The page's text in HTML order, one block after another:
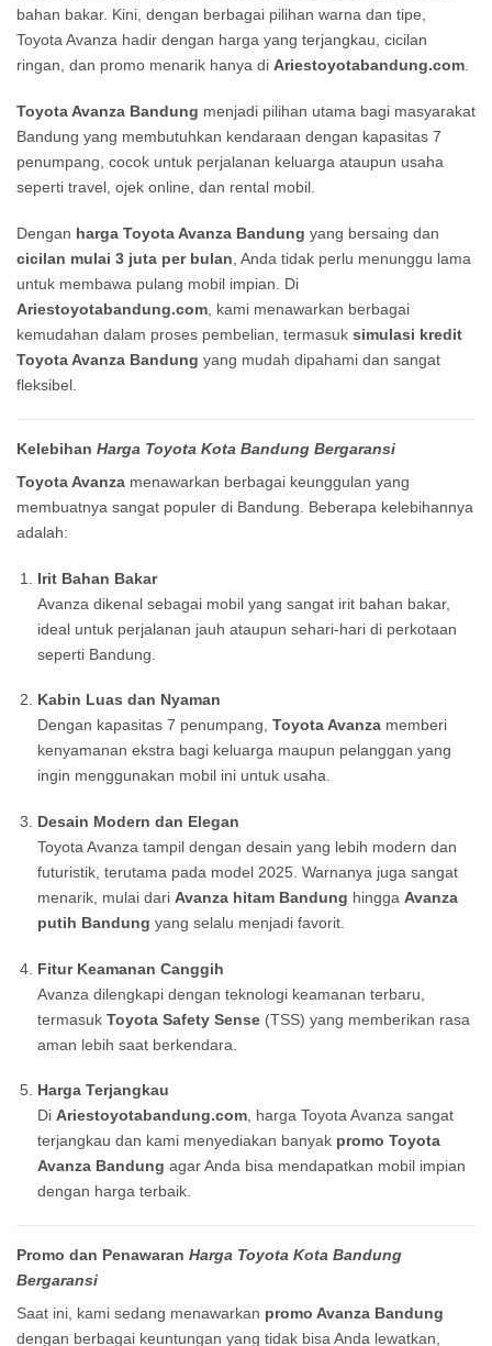
bahan bakar. Kini, dengan berbagai pilihan warna dan tipe,
Toyota Avanza hadir dengan harga yang terjangkau, cicilan
ringan, dan promo menarik hanya di Ariestoyotabandung.com.
Toyota Avanza Bandung menjadi pilihan utama bagi masyarakat
Bandung yang membutuhkan kendaraan dengan kapasitas 7
penumpang, cocok untuk perjalanan keluarga ataupun usaha
seperti travel, ojek online, dan rental mobil.
Dengan harga Toyota Avanza Bandung yang bersaing dan
cicilan mulai 3 juta per bulan , Anda tidak perlu menunggu lama
untuk membawa pulang mobil impian. Di
Ariestoyotabandung.com , kami menawarkan berbagai
kemudahan dalam proses pembelian, termasuk simulasi kredit
Toyota Avanza Bandung yang mudah dipahami dan sangat
fleksibel.
Kelebihan Harga Toyota Kota Bandung Bergaransi
Toyota Avanza menawarkan berbagai keunggulan yang
membuatnya sangat populer di Bandung. Beberapa kelebihannya
adalah:
Irit Bahan Bakar
Avanza dikenal sebagai mobil yang sangat irit bahan bakar,
ideal untuk perjalanan jauh ataupun sehari-hari di perkotaan
seperti Bandung.
Kabin Luas dan Nyaman
Dengan kapasitas 7 penumpang, Toyota Avanzamemberi
kenyamanan ekstra bagi keluarga maupun pelanggan yang
ingin menggunakan mobil ini untuk usaha.
Desain Modern dan Elegan
Toyota Avanza tampil dengan desain yang lebih modern dan
futuristik, terutama pada model 2025. Warnanya juga sangat
menarik, mulai dari Avanza hitam Bandung hingga Avanza
putih Bandung yang selalu menjadi favorit.
Fitur Keamanan Canggih
Avanza dilengkapi dengan teknologi keamanan terbaru,
termasuk Toyota Safety Sense(TSS) yang memberikan rasa
aman lebih saat berkendara.
Harga Terjangkau
Di Ariestoyotabandung.com, harga Toyota Avanza sangat
terjangkau dan kami menyediakan banyak promo Toyota
Avanza Bandung agar Anda bisa mendapatkan mobil impian
dengan harga terbaik.
Promo dan Penawaran Harga Toyota Kota Bandung
Bergaransi
Saat ini, kami sedang menawarkan promo Avanza Bandung
dengan berbagai keuntungan yang tidak bisa Anda lewatkan,